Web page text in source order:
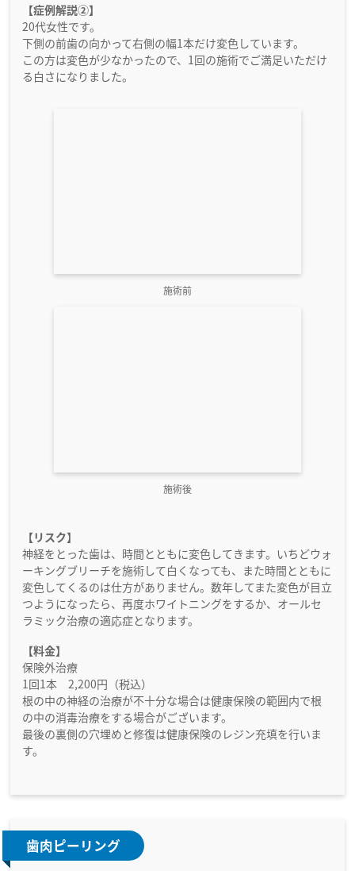
【症例解説②】
20代女性です。
下側の前歯の向かって右側の幅1本だけ変色しています。
この方は変色が少なかったので、1回の施術でご満足いただけ
る白さになりました。
施術前
施術後
【リスク】
神経をとった歯は、時間とともに変色してきます。いちどウォ
ーキングブリーチを施術して白くなっても、また時間とともに
変色してくるのは仕方がありません。数年してまた変色が目立
つようになったら、再度ホワイトニングをするか、オールセ
ラミック治療の適応症となります。
【料金】
保険外治療
1回1本 2,200円（税込）
根の中の神経の治療が不十分な場合は健康保険の範囲内で根
の中の消毒治療をする場合がございます。
最後の裏側の穴埋めと修復は健康保険のレジン充填を行いま
す。
歯肉ピーリング